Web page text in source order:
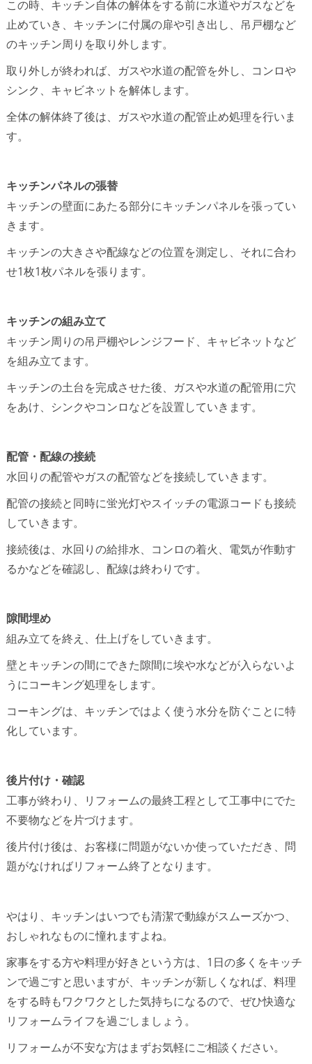
この時、キッチン自体の解体をする前に水道やガスなどを
止めていき、キッチンに付属の扉や引き出し、吊戸棚など
のキッチン周りを取り外します。
取り外しが終われば、ガスや水道の配管を外し、コンロや
シンク、キャビネットを解体します。
全体の解体終了後は、ガスや水道の配管止め処理を行いま
す。
キッチンパネルの張替
キッチンの壁面にあたる部分にキッチンパネルを張ってい
きます。
キッチンの大きさや配線などの位置を測定し、それに合わ
せ1枚1枚パネルを張ります。
キッチンの組み立て
キッチン周りの吊戸棚やレンジフード、キャビネットなど
を組み立てます。
キッチンの土台を完成させた後、ガスや水道の配管用に穴
をあけ、シンクやコンロなどを設置していきます。
配管・配線の接続
水回りの配管やガスの配管などを接続していきます。
配管の接続と同時に蛍光灯やスイッチの電源コードも接続
していきます。
接続後は、水回りの給排水、コンロの着火、電気が作動す
るかなどを確認し、配線は終わりです。
隙間埋め
組み立てを終え、仕上げをしていきます。
壁とキッチンの間にできた隙間に埃や水などが入らないよ
うにコーキング処理をします。
コーキングは、キッチンではよく使う水分を防ぐことに特
化しています。
後片付け・確認
工事が終わり、リフォームの最終工程として工事中にでた
不要物などを片づけます。
後片付け後は、お客様に問題がないか使っていただき、問
題がなければリフォーム終了となります。
やはり、キッチンはいつでも清潔で動線がスムーズかつ、
おしゃれなものに憧れますよね。
家事をする方や料理が好きという方は、1日の多くをキッチ
ンで過ごすと思いますが、キッチンが新しくなれば、料理
をする時もワクワクとした気持ちになるので、ぜひ快適な
リフォームライフを過ごしましょう。
リフォームが不安な方はまずお気軽にご相談ください。